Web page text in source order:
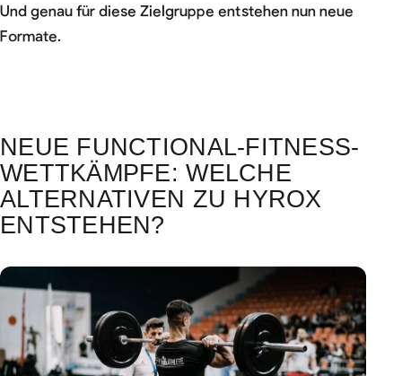
Und genau für diese Zielgruppe entstehen nun neue
Formate.
NEUE FUNCTIONAL-FITNESS-
WETTKÄMPFE: WELCHE
ALTERNATIVEN ZU HYROX
ENTSTEHEN?